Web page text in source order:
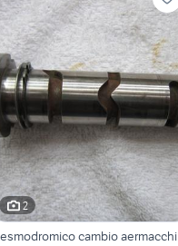
2
cambio aermacchi